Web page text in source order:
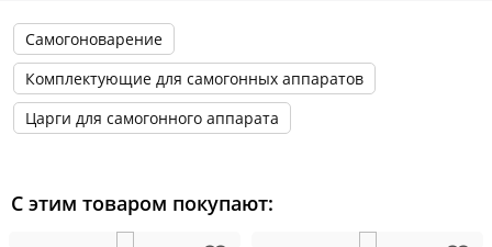
Самогоноварение
Комплектующие для самогонных аппаратов
Царги для самогонного аппарата
С этим товаром покупают: